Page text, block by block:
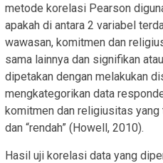
metode korelasi Pearson
apakah di antara 2 variabel
wawasan, komitmen dan
sama lainnya dan signifikan
dipetakan dengan melakukan
mengkategorikan data
komitmen dan religiusitas yang
dan “rendah” (Howell, 2010).
Hasil uji korelasi data yang